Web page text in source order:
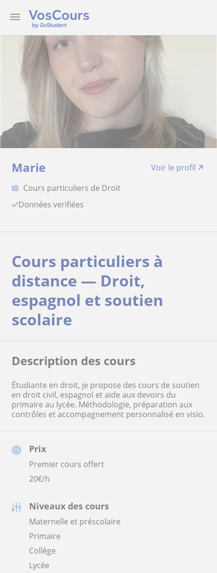
Marie
Voir le profil
Cours particuliers de Droit
Données verifiées
Prix
Premier cours offert
20€/h
Niveaux des cours
Maternelle et préscolaire
Primaire
Collège
Lycée
Cours particuliers à
distance — Droit,
espagnol et soutien
scolaire
Description des cours
Étudiante en droit, je propose des cours de soutien
en droit civil, espagnol et aide aux devoirs du
primaire au lycée. Méthodologie, préparation aux
contrôles et accompagnement personnalisé en visio.